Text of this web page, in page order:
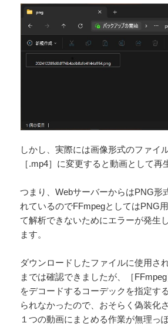
しかし、実際には画像形式のファイ
［.mp4］に変更すると動画として再
つまり、WebサーバーからはPNG形
れているのでFFmpegとしてはPNG
て解析できないためにエラーが発生
ます。
ダウンロードしたファイルに使用さ
までは確認できましたが、［
をデコードするコーデックを指定す
られなかったので、おそらく偽装化
１つの動画にまとめる作業が無理っ